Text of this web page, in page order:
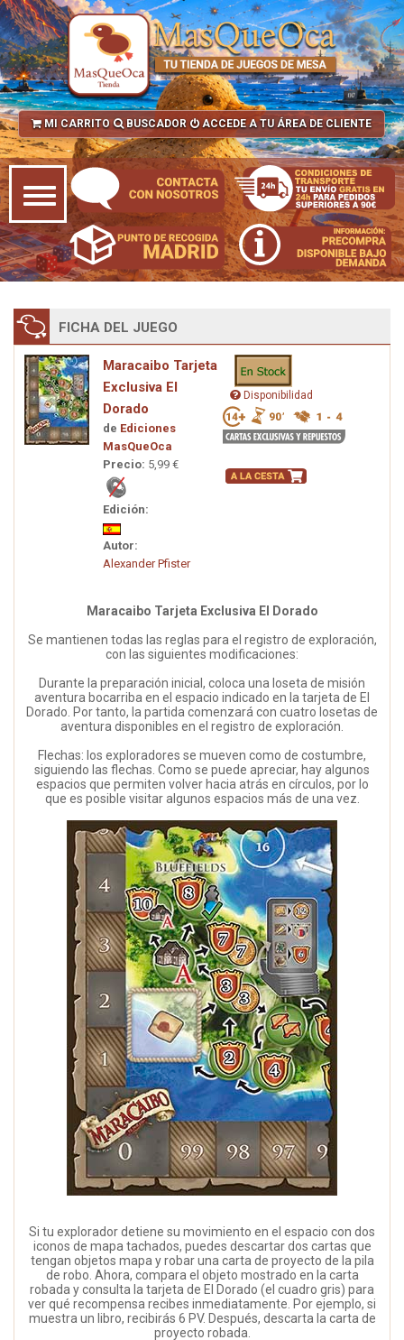
MI CARRITO BUSCADOR ACCEDE A TU ÁREA DE CLIENTE
FICHA DEL JUEGO
Maracaibo Tarjeta
Exclusiva El
Dorado
de Ediciones
MasQueOca
Precio: 5,99 €
Edición:
Autor:
Alexander Pfister
Disponibilidad
Maracaibo Tarjeta Exclusiva El Dorado
Se mantienen todas las reglas para el registro de exploración,
con las siguientes modificaciones:
Durante la preparación inicial, coloca una loseta de misión
aventura bocarriba en el espacio indicado en la tarjeta de El
Dorado. Por tanto, la partida comenzará con cuatro losetas de
aventura disponibles en el registro de exploración.
Flechas: los exploradores se mueven como de costumbre,
siguiendo las flechas. Como se puede apreciar, hay algunos
espacios que permiten volver hacia atrás en círculos, por lo
que es posible visitar algunos espacios más de una vez.
Si tu explorador detiene su movimiento en el espacio con dos
iconos de mapa tachados, puedes descartar dos cartas que
tengan objetos mapa y robar una carta de proyecto de la pila
de robo. Ahora, compara el objeto mostrado en la carta
robada y consulta la tarjeta de El Dorado (el cuadro gris) para
ver qué recompensa recibes inmediatamente. Por ejemplo, si
muestra un libro, recibirás 6 PV. Después, descarta la carta de
proyecto robada.